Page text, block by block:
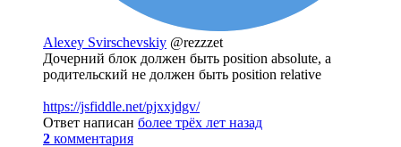
Alexey Svirschevskiy @rezzzet
Дочерний блок должен быть position absolute, а
родительский не должен быть position relative
https://jsfiddle.net/pjxxjdgv/
Ответ написан более трёх лет назад
2 комментария